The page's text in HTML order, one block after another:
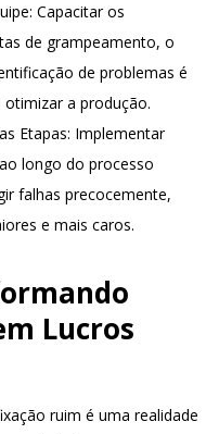
: Capacitar os
de grampeamento, o
de problemas é
a produção.
Etapas: Implementar
longo do processo
falhas precocemente,
e mais caros.
Lucros
ruim é uma realidade